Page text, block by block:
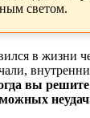
светом.
в жизни
вы решите